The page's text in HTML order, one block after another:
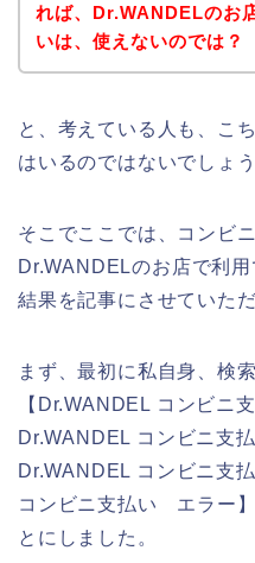
れば、Dr.WANDELのお
いは、使えないのでは？
と、考えている人も、こ
はいるのではないでしょ
そこでここでは、コンビ
Dr.WANDELのお店で利
結果を記事にさせていただ
まず、最初に私自身、検
【Dr.WANDEL コンビニ
Dr.WANDEL コンビニ支
Dr.WANDEL コンビニ支
コンビニ支払い エラー
とにしました。